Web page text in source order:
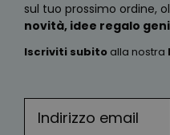
sul tuo prossimo ordine,
novità, idee regalo
Iscriviti subito alla nostra